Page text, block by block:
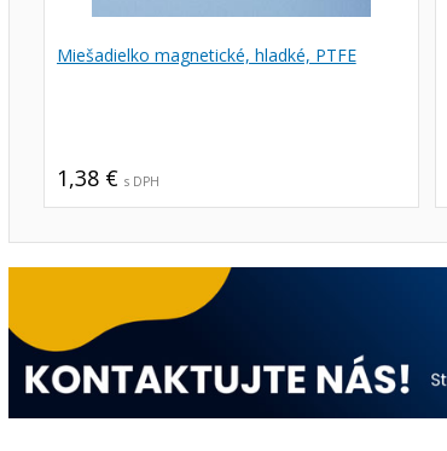
Miešadielko magnetické, hladké, PTFE
1,38 € s DPH